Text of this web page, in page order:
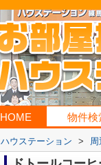
HOME 物件検
ハウステーション > 周